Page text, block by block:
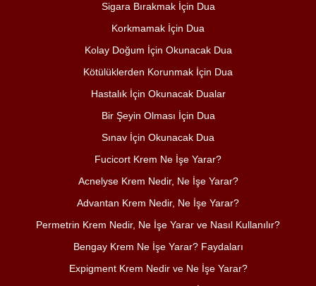
Sigara Bırakmak İçin Dua
Korkmamak İçin Dua
Kolay Doğum İçin Okunacak Dua
Kötülüklerden Korunmak İçin Dua
Hastalık İçin Okunacak Dualar
Bir Şeyin Olması İçin Dua
Sınav İçin Okunacak Dua
Fucicort Krem Ne İşe Yarar?
Acnelyse Krem Nedir, Ne İşe Yarar?
Advantan Krem Nedir, Ne İşe Yarar?
Permetrin Krem Nedir, Ne İşe Yarar ve Nasıl Kullanılır?
Bengay Krem Ne İşe Yarar? Faydaları
Expigment Krem Nedir ve Ne İşe Yarar?